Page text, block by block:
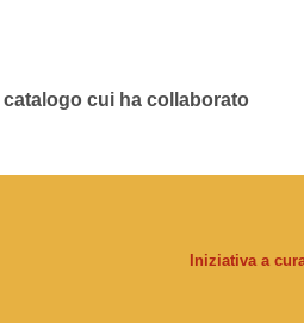
cui ha collaborato
Iniziativa a